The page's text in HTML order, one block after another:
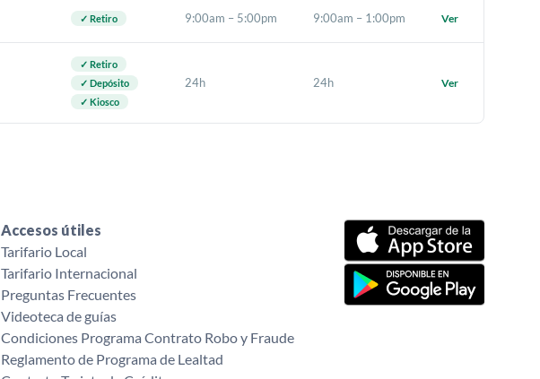
✓ Retiro 9:00am – 5:00pm 9:00am – 1:00pm Ver
✓ Retiro
✓ Depósito
✓ Kiosco
24h 24h Ver
Accesos útiles
Tarifario Local
Tarifario Internacional
Preguntas Frecuentes
Videoteca de guías
Condiciones Programa Contrato Robo y Fraude
Reglamento de Programa de Lealtad